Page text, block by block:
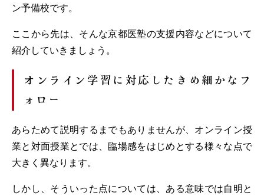
ン予備校です。
ここから先は、そんな京都医塾の支援内容などについて
紹介していきましょう。
オンライン学習に対応したきめ細かなフ
ォロー
あらためて説明するまでもありませんが、オンライン授
業と対面授業とでは、臨場感をはじめとする様々な点で
大きく異なります。
しかし、そういった点については、ある意味では自明と